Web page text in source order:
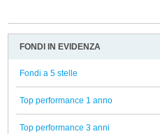
FONDI IN EVIDENZA
Fondi a 5 stelle
Top performance 1 anno
Top performance 3 anni